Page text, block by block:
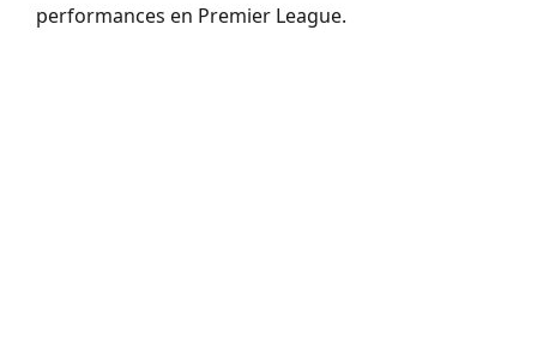
performances en Premier League.